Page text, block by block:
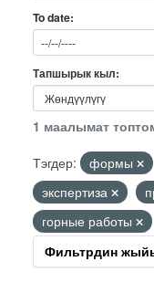
To date
Тапшырык кыл
1 маалымат
Тэгдер:
формы
экспертиза
горные работы
Фильтрдин